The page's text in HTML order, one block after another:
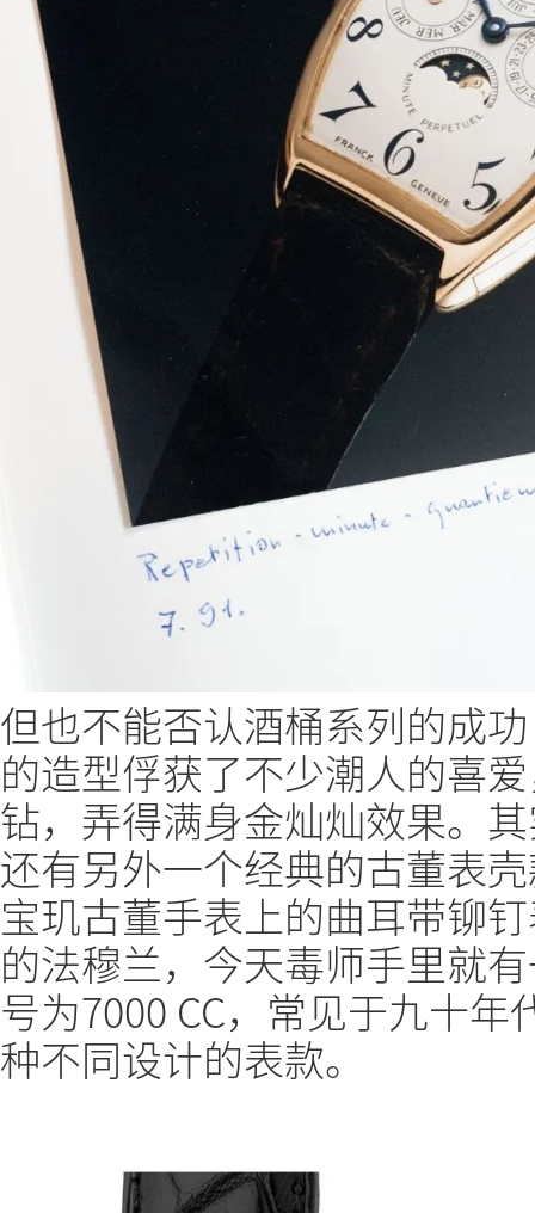
但也不能否认酒桶系列的成
的造型俘获了不少潮人的喜
钻，弄得满身金灿灿效果。
还有另外一个经典的古董表
宝玑古董手表上的曲耳带铆
的法穆兰，今天毒师手里就
号为7000 CC，常见于九十
种不同设计的表款。